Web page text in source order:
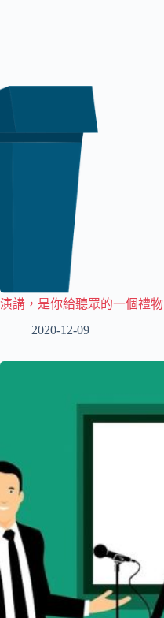
演講，是你給聽眾的一個禮物
2020-12-09